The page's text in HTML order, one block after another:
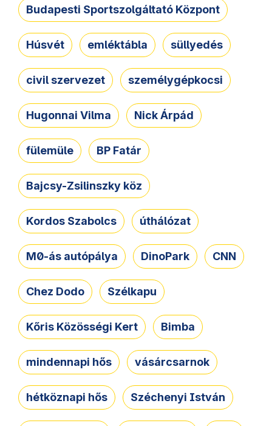
Budapesti Sportszolgáltató Központ
Húsvét emléktábla süllyedés
civil szervezet személygépkocsi
Hugonnai Vilma Nick Árpád
fülemüle BP Fatár
Bajcsy-Zsilinszky köz
Kordos Szabolcs úthálózat
M0-ás autópálya DinoPark CNN
Chez Dodo Szélkapu
Kőris Közösségi Kert Bimba
mindennapi hős vásárcsarnok
hétköznapi hős Széchenyi István